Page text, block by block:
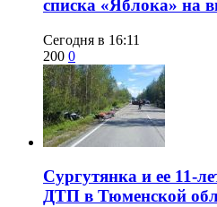
списка «Яблока» на
Сегодня в 16:11
200 0
Сургутянка и ее 11-
ДТП в Тюменской